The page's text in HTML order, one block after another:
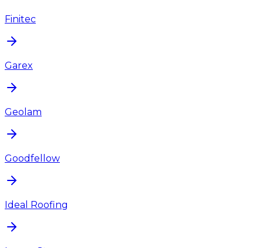
Finitec
Garex
Geolam
Goodfellow
Ideal Roofing